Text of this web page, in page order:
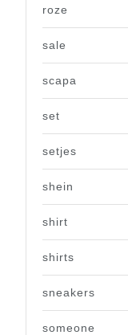
roze
sale
scapa
set
setjes
shein
shirt
shirts
sneakers
someone